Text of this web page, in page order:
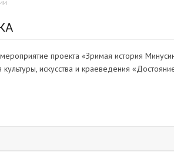
проекта «Зримая история
искусства и краеведения